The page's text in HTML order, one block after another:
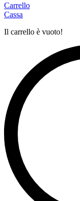
Carrello
Cassa
Il carrello è vuoto!